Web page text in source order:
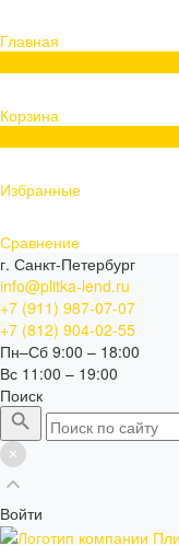
Главная
Корзина
Избранные
Сравнение
г. Санкт-Петербург
info@plitka-lend.ru
+7 (911) 987-07-07
+7 (812) 904-02-55
Пн–Сб 9:00 – 18:00
Вс 11:00 – 19:00
Поиск
Войти